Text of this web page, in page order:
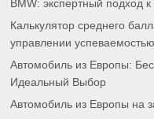
BMW: экспертный подход
Калькулятор среднего
управлении успеваемостью
Автомобиль из Европы:
Идеальный Выбор
Автомобиль из Европы на